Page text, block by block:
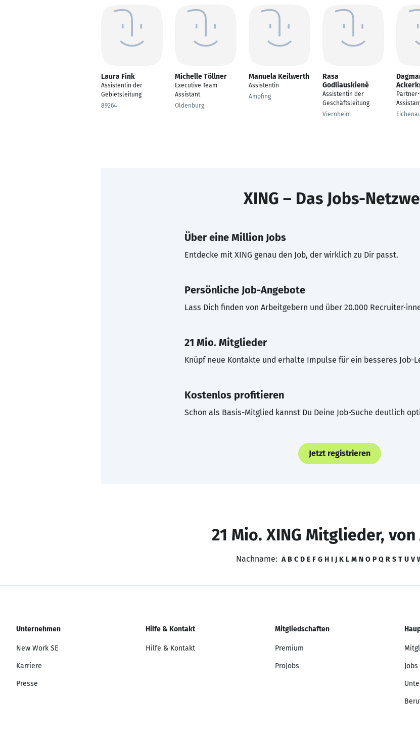
Laura Fink
Assistentin der
Gebietsleitung
89264
Michelle Töllner
Executive Team
Assistant
Oldenburg
Manuela Keilwerth
Assistentin
Ampfing
Rasa
Godliauskienė
Assistentin der
Geschäftsleitung
Viernheim
XING – Das Jobs-
Über eine Million Jobs
Entdecke mit XING genau den Job, der wirklich zu Dir passt.
Persönliche Job-Angebote
Lass Dich finden von Arbeitgebern und über 20.000
21 Mio. Mitglieder
Knüpf neue Kontakte und erhalte Impulse für ein besseres Job-
Kostenlos profitieren
Schon als Basis-Mitglied kannst Du Deine Job-Suche deutlich
Jetzt registrieren
21 Mio. XING Mitglieder, von
Nachname: A B C D E F G H I J K L M N O P Q R S T U V
Unternehmen
New Work SE
Karriere
Presse
Hilfe & Kontakt
Hilfe & Kontakt
Mitgliedschaften
Premium
ProJobs